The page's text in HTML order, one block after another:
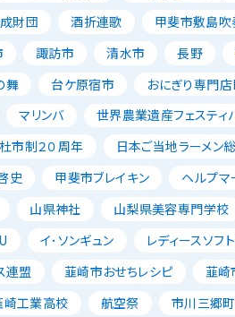
財団 酒折連歌 甲斐市敷島吹
諏訪市 清水市 長野
舞 台ケ原宿市 おにぎり専門
マリンバ 世界農業遺産フェスティ
市制２０周年 日本ご当地ラーメン
史 甲斐市ブレイキン ヘルプマ
山県神社 山梨県美容専門学校
イ･ソンギュン レディースソフ
連盟
韮崎市おせちレシピ 韮崎
崎工業高校 航空祭 市川三郷